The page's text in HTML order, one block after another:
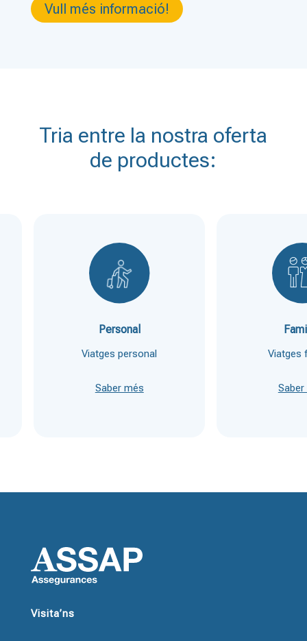
Vull més informació!
Tria entre la nostra oferta
de productes:
Personal
Viatges personal
Saber més
Viatges
Visita’ns